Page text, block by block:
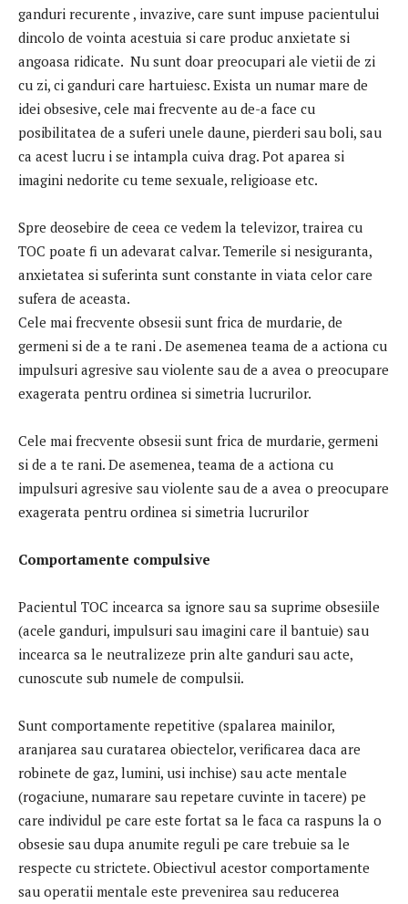
ganduri recurente , invazive, care sunt impuse pacientului
dincolo de vointa acestuia si care produc anxietate si
angoasa ridicate. Nu sunt doar preocupari ale vietii de zi
cu zi, ci ganduri care hartuiesc. Exista un numar mare de
idei obsesive, cele mai frecvente au de-a face cu
posibilitatea de a suferi unele daune, pierderi sau boli, sau
ca acest lucru i se intampla cuiva drag. Pot aparea si
imagini nedorite cu teme sexuale, religioase etc.
Spre deosebire de ceea ce vedem la televizor, trairea cu
TOC poate fi un adevarat calvar. Temerile si nesiguranta,
anxietatea si suferinta sunt constante in viata celor care
sufera de aceasta.
Cele mai frecvente obsesii sunt frica de murdarie, de
germeni si de a te rani . De asemenea teama de a actiona cu
impulsuri agresive sau violente sau de a avea o preocupare
exagerata pentru ordinea si simetria lucrurilor.
Cele mai frecvente obsesii sunt frica de murdarie, germeni
si de a te rani. De asemenea, teama de a actiona cu
impulsuri agresive sau violente sau de a avea o preocupare
exagerata pentru ordinea si simetria lucrurilor
Comportamente compulsive
Pacientul TOC incearca sa ignore sau sa suprime obsesiile
(acele ganduri, impulsuri sau imagini care il bantuie) sau
incearca sa le neutralizeze prin alte ganduri sau acte,
cunoscute sub numele de compulsii.
Sunt comportamente repetitive (spalarea mainilor,
aranjarea sau curatarea obiectelor, verificarea daca are
robinete de gaz, lumini, usi inchise) sau acte mentale
(rogaciune, numarare sau repetare cuvinte in tacere) pe
care individul pe care este fortat sa le faca ca raspuns la o
obsesie sau dupa anumite reguli pe care trebuie sa le
respecte cu strictete. Obiectivul acestor comportamente
sau operatii mentale este prevenirea sau reducerea